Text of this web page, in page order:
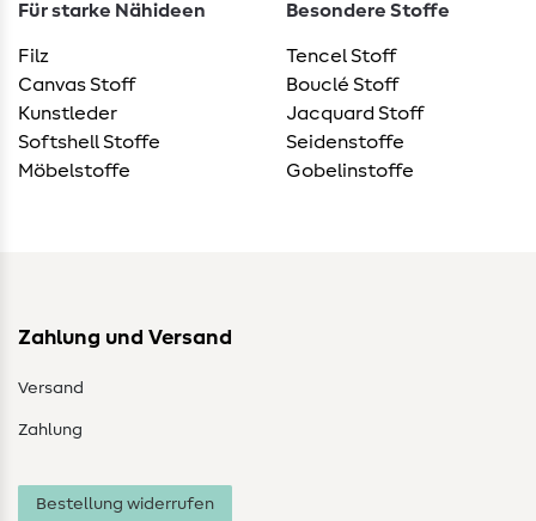
Für starke Nähideen
Filz
Canvas Stoff
Kunstleder
Softshell Stoffe
Möbelstoffe
Besondere Stoffe
Tencel Stoff
Bouclé Stoff
Jacquard Stoff
Seidenstoffe
Gobelinstoffe
Zahlung und Versand
Versand
Zahlung
Bestellung widerrufen